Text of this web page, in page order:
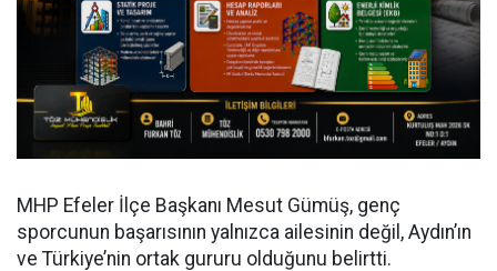
MHP Efeler İlçe Başkanı Mesut Gümüş, genç
sporcunun başarısının yalnızca ailesinin değil, Aydın’ın
ve Türkiye’nin ortak gururu olduğunu belirtti.